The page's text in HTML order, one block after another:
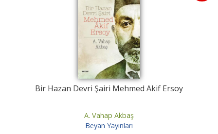
Bir Hazan Devri Şairi Mehmed Akif Ersoy
A. Vahap Akbaş
Beyan Yayınları